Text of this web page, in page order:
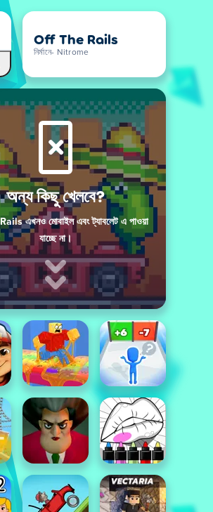
Off The Rails
নির্মানে- Nitrome
অন্য কিছু খেলবে?
এখনও মোবাইল এবং ট্যাবলেট এ পাওয়া
যাচ্ছে না।